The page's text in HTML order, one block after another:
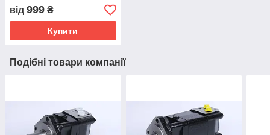
від 999 ₴
Купити
Подібні товари компанії